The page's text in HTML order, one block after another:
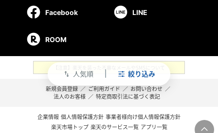
swap_vert 人気順 絞り込み
Facebook LINE
ROOM
新規会員登録 ／ ご利用ガイド ／ お問い合わせ ／
法人のお客様 ／ 特定商取引法に基づく表記
企業情報 個人情報保護方針 事業者様向け個人情報保護方針
楽天市場トップ 楽天のサービス一覧 アプリ一覧